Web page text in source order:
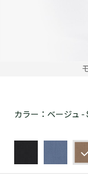
カラー： ベージュ -